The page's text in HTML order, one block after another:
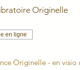
Originelle
en ligne
Originelle - en visio